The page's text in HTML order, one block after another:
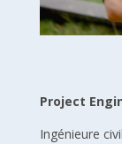
Project
Ingénieure